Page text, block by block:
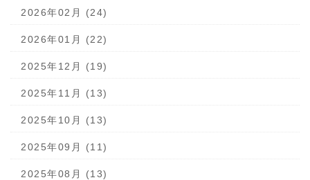
2026年02月 (24)
2026年01月 (22)
2025年12月 (19)
2025年11月 (13)
2025年10月 (13)
2025年09月 (11)
2025年08月 (13)